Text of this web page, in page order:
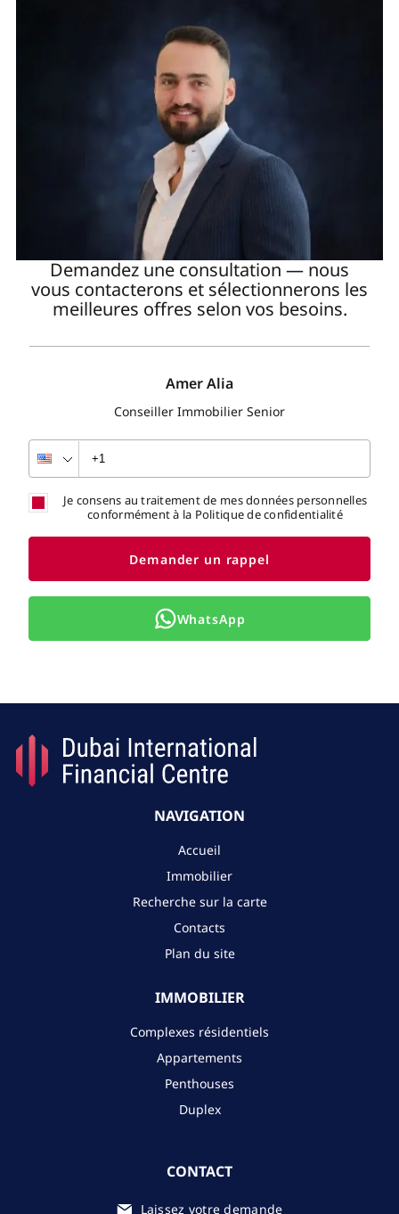
Demandez une consultation — nous
vous contacterons et sélectionnerons les
meilleures offres selon vos besoins.
Amer Alia
Conseiller Immobilier Senior
Je consens au traitement de mes données personnelles
conformément à la Politique de confidentialité
Demander un rappel
WhatsApp
NAVIGATION
Accueil
Immobilier
Recherche sur la carte
Contacts
Plan du site
IMMOBILIER
Complexes résidentiels
Appartements
Penthouses
Duplex
CONTACT
Laissez votre demande